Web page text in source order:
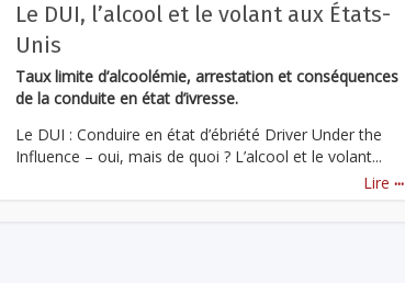
Le DUI, l’alcool et le volant aux États-
Unis
Taux limite d’alcoolémie, arrestation et conséquences
de la conduite en état d’ivresse.
Le DUI : Conduire en état d’ébriété Driver Under the
Influence – oui, mais de quoi ? L’alcool et le volant...
Lire ...